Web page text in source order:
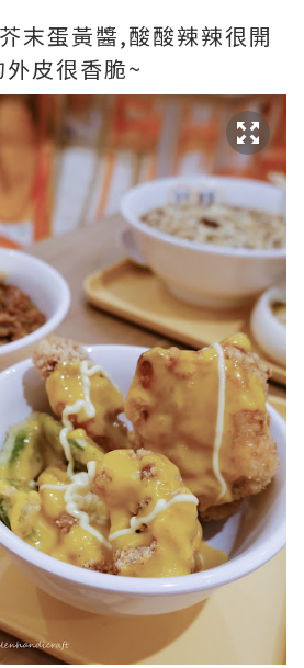
末蛋黃醬,酸酸辣辣很開
皮很香脆~